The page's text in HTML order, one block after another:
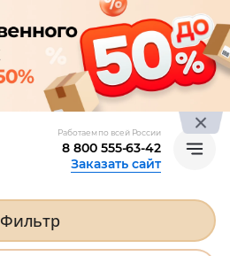
Работаем по всей России
8 800 555-63-42
Заказать сайт
Фильтр